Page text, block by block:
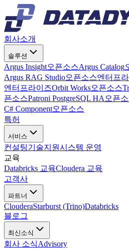
회사소개
솔루션
Argus Insight오픈소스Argus Catalog
Argus RAG Studio오픈소스엔터프
엔터프라이즈Orbit Works오픈소스
픈소스Patroni PostgreSQL HA 오픈
C# Component오픈소스
특허
서비스
컨설팅기술지원시스템 운영
교육
Databricks 교육Cloudera 교육
고객사
파트너
ClouderaStarburst (Trino)Databricks
블로그
최신소식
회사 소식Advisory